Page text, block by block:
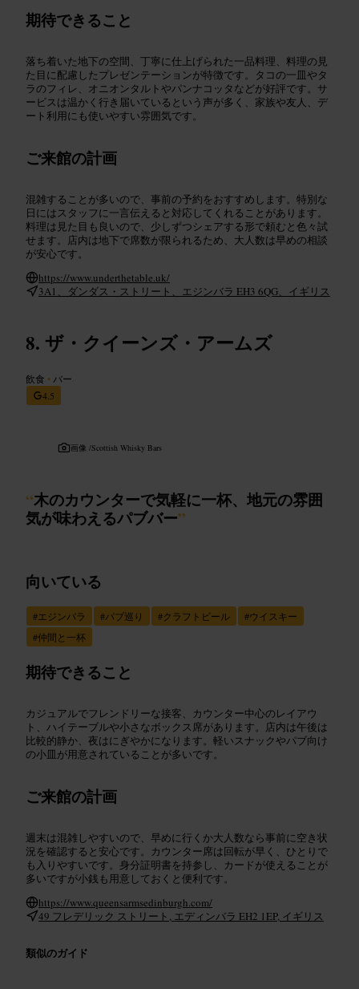
期待できること
落ち着いた地下の空間、丁寧に仕上げられた一品料理、料理の見
た目に配慮したプレゼンテーションが特徴です。タコの一皿やタ
ラのフィレ、オニオンタルトやパンナコッタなどが好評です。サ
ービスは温かく行き届いているという声が多く、家族や友人、デ
ート利用にも使いやすい雰囲気です。
ご来館の計画
混雑することが多いので、事前の予約をおすすめします。特別な
日にはスタッフに一言伝えると対応してくれることがあります。
料理は見た目も良いので、少しずつシェアする形で頼むと色々試
せます。店内は地下で席数が限られるため、大人数は早めの相談
が安心です。
https://www.underthetable.uk/
3A1、ダンダス・ストリート、エジンバラ EH3 6QG、イギリス
ザ・クイーンズ・アームズ
飲食 • バー
4.5
画像 /Scottish Whisky Bars
“木のカウンターで気軽に一杯、地元の雰囲
気が味わえるパブバー”
向いている
#エジンバラ #パブ巡り #クラフトビール #ウイスキー
#仲間と一杯
期待できること
カジュアルでフレンドリーな接客、カウンター中心のレイアウ
ト、ハイテーブルや小さなボックス席があります。店内は午後は
比較的静か、夜はにぎやかになります。軽いスナックやパブ向け
の小皿が用意されていることが多いです。
ご来館の計画
週末は混雑しやすいので、早めに行くか大人数なら事前に空き状
況を確認すると安心です。カウンター席は回転が早く、ひとりで
も入りやすいです。身分証明書を持参し、カードが使えることが
多いですが小銭も用意しておくと便利です。
https://www.queensarmsedinburgh.com/
49 フレデリック ストリート, エディンバラ EH2 1EP, イギリス
類似のガイド